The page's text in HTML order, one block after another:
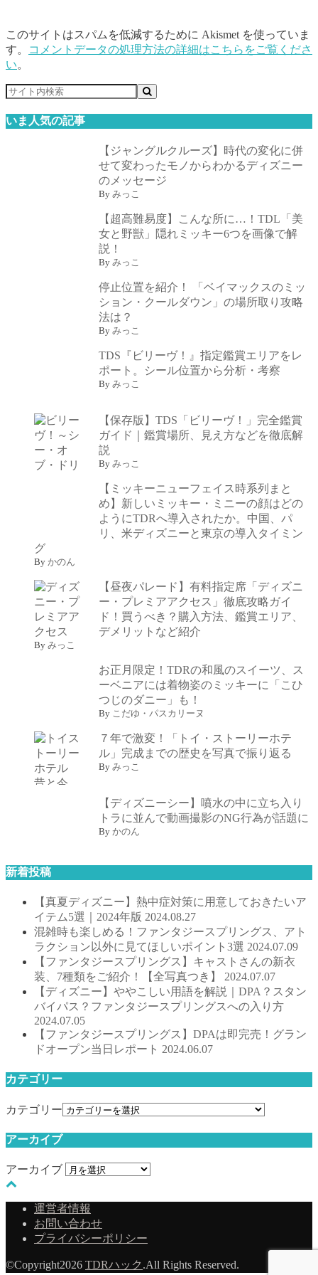
このサイトはスパムを低減するために Akismet を使っていま
す。
コメントデータの処理方法の詳細はこちらをご覧くださ
い。
いま人気の記事
【ジャングルクルーズ】時代の変化に併
せて変わったモノからわかるディズニー
のメッセージ
By みっこ
【超高難易度】こんな所に…！TDL「美
女と野獣」隠れミッキー6つを画像で解
説！
By みっこ
停止位置を紹介！ 「ベイマックスのミッ
ション・クールダウン」の場所取り攻略
法は？
By みっこ
TDS『ビリーヴ！』指定鑑賞エリアをレ
ポート。シール位置から分析・考察
By みっこ
【保存版】TDS「ビリーヴ！」完全鑑賞
ガイド｜鑑賞場所、見え方などを徹底解
説
By みっこ
【ミッキーニューフェイス時系列まと
め】新しいミッキー・ミニーの顔はどの
ようにTDRへ導入されたか。中国、パ
リ、米ディズニーと東京の導入タイミン
グ
By かのん
【昼夜パレード】有料指定席「ディズニ
ー・プレミアアクセス」徹底攻略ガイ
ド！買うべき？購入方法、鑑賞エリア、
デメリットなど紹介
By みっこ
お正月限定！TDRの和風のスイーツ、ス
ーベニアには着物姿のミッキーに「こひ
つじのダニー」も！
By こだゆ・パスカリーヌ
７年で激変！「トイ・ストーリーホテ
ル」完成までの歴史を写真で振り返る
By みっこ
【ディズニーシー】噴水の中に立ち入り
トラに並んで動画撮影のNG行為が話題に
By かのん
新着投稿
【真夏ディズニー】熱中症対策に用意しておきたいア
イテム5選｜2024年版 2024.08.27
混雑時も楽しめる！ファンタジースプリングス、アト
ラクション以外に見てほしいポイント3選 2024.07.09
【ファンタジースプリングス】キャストさんの新衣
装、7種類をご紹介！【全写真つき】 2024.07.07
【ディズニー】ややこしい用語を解説｜DPA？スタン
バイパス？ファンタジースプリングスへの入り方
2024.07.05
【ファンタジースプリングス】DPAは即完売！グラン
ドオープン当日レポート 2024.06.07
カテゴリー
カテゴリー
アーカイブ
アーカイブ
運営者情報
お問い合わせ
プライバシーポリシー
©Copyright2026 TDRハック .All Rights Reserved.